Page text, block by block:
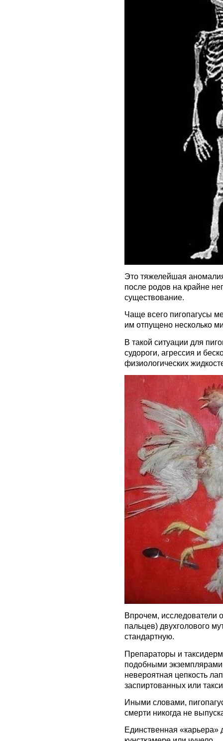
Это тяжелейшая
после родов на крайне
существование.
Чаще всего пигопагусы
им отпущено несколько
В такой ситуации для
судороги, агрессия и
физиологических
Впрочем, исследователи
пальцев) двухголового
стандартную.
Препараторы и
подобными
невероятная цепкость
заспиртованных или
Иными словами,
смерти никогда не
Единственная «карьера»